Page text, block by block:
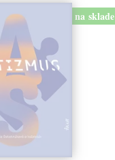
na sklade